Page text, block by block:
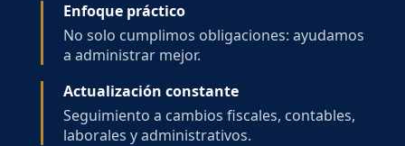
Enfoque práctico
No solo cumplimos obligaciones: ayudamos
a administrar mejor.
Actualización constante
Seguimiento a cambios fiscales, contables,
laborales y administrativos.